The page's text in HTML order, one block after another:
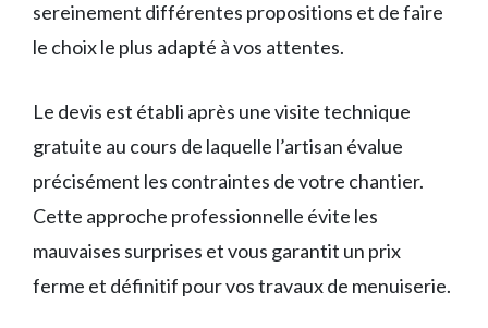
sereinement différentes propositions et de faire
le choix le plus adapté à vos attentes.
Le devis est établi après une visite technique
gratuite au cours de laquelle l’artisan évalue
précisément les contraintes de votre chantier.
Cette approche professionnelle évite les
mauvaises surprises et vous garantit un prix
ferme et définitif pour vos travaux de menuiserie.